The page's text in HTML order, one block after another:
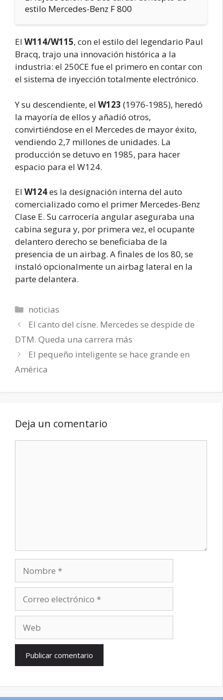
estilo Mercedes-Benz F 800
El W114/W115, con el estilo del legendario Paul
Bracq, trajo una innovación histórica a la
industria: el 250CE fue el primero en contar con
el sistema de inyección totalmente electrónico.
Y su descendiente, el W123 (1976-1985), heredó
la mayoría de ellos y añadió otros,
convirtiéndose en el Mercedes de mayor éxito,
vendiendo 2,7 millones de unidades. La
producción se detuvo en 1985, para hacer
espacio para el W124.
El W124es la designación interna del auto
comercializado como el primer Mercedes-Benz
Clase E. Su carrocería angular aseguraba una
cabina segura y, por primera vez, el ocupante
delantero derecho se beneficiaba de la
presencia de un airbag. A finales de los 80, se
instaló opcionalmente un airbag lateral en la
parte delantera.
Categorías
noticias
El canto del cisne. Mercedes se despide de
DTM. Queda una carrera más
El pequeño inteligente se hace grande en
América
Deja un comentario
electrónico